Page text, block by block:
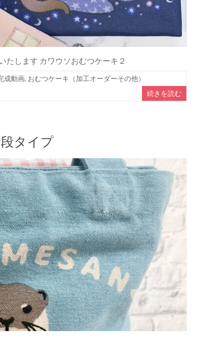
します カワウソおむつケーキ２
成動画, おむつケーキ（加工オーダーその他）
続きを読む
タイプ